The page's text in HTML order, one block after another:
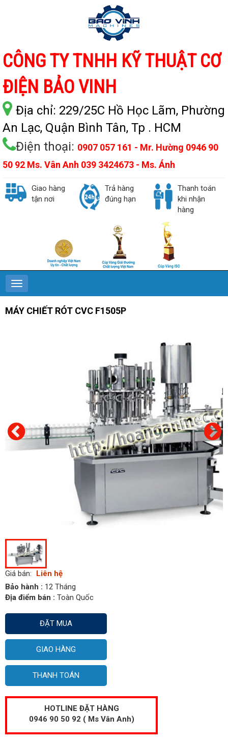
CÔNG TY TNHH KỸ THUẬT CƠ
ĐIỆN BẢO VINH
Địa chỉ: 229/25C Hồ Học Lãm, Phường
An Lạc, Quận Bình Tân, Tp . HCM
Điện thoại: 0907 057 161 - Mr. Hường 0946 90
50 92 Ms. Vân Anh 039 3424673 - Ms. Ánh
Giao hàng
tận nơi
Trả hàng
đúng hạn
Thanh toán
khi nhận
hàng
MÁY CHIẾT RÓT CVC F1505P
Giá bán:
Liên hệ
Bảo hành : 12 Tháng
Địa điểm bán : Toàn Quốc
ĐẶT MUA
GIAO HÀNG
THANH TOÁN
HOTLINE ĐẶT HÀNG
0946 90 50 92 ( Ms Vân Anh)